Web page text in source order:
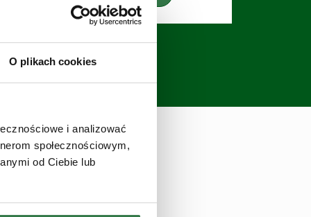
O plikach cookies
i analizować
społecznościowym,
od Ciebie lub